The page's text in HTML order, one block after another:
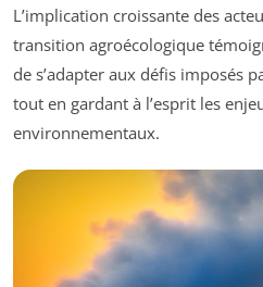
L’implication croissante des
transition agroécologique
de s’adapter aux défis imposés
tout en gardant à l’esprit les
environnementaux.